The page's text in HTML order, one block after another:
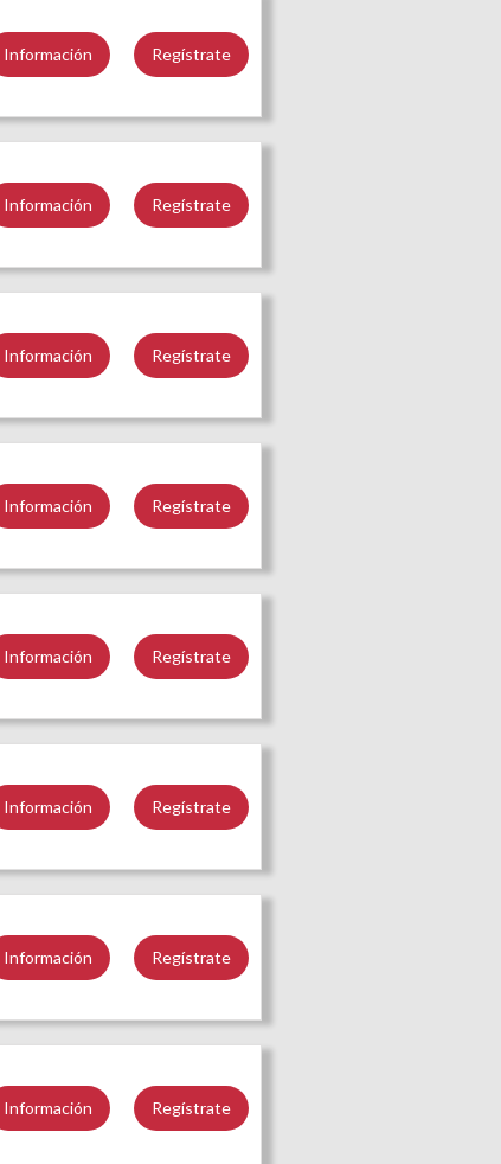
Información Regístrate
Información Regístrate
Información Regístrate
Información Regístrate
Información Regístrate
Información Regístrate
Información Regístrate
Información Regístrate